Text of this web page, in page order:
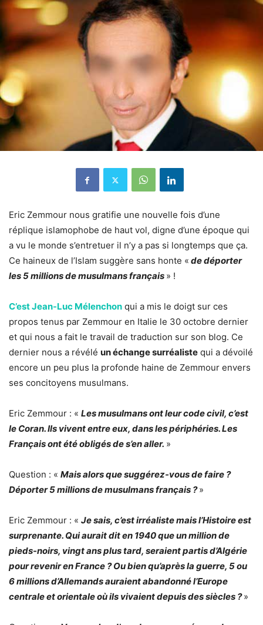
Eric Zemmour nous gratifie une nouvelle fois d’une
réplique islamophobe de haut vol, digne d’une époque qui
a vu le monde s’entretuer il n’y a pas si longtemps que ça.
Ce haineux de l’Islam suggère sans honte « de déporter
les 5 millions de musulmans français » !
C’est Jean-Luc Mélenchon qui a mis le doigt sur ces
propos tenus par Zemmour en Italie le 30 octobre dernier
et qui nous a fait le travail de traduction sur son blog. Ce
dernier nous a révélé un échange surréaliste qui a dévoilé
encore un peu plus la profonde haine de Zemmour envers
ses concitoyens musulmans.
Eric Zemmour : « Les musulmans ont leur code civil, c’est
le Coran. Ils vivent entre eux, dans les périphéries. Les
Français ont été obligés de s’en aller. »
Question : « Mais alors que suggérez-vous de faire ?
Déporter 5 millions de musulmans français ? »
Eric Zemmour : « Je sais, c’est irréaliste mais l’Histoire est
surprenante. Qui aurait dit en 1940 que un million de
pieds-noirs, vingt ans plus tard, seraient partis d’Algérie
pour revenir en France ? Ou bien qu’après la guerre, 5 ou
6 millions d’Allemands auraient abandonné l’Europe
centrale et orientale où ils vivaient depuis des siècles ? »